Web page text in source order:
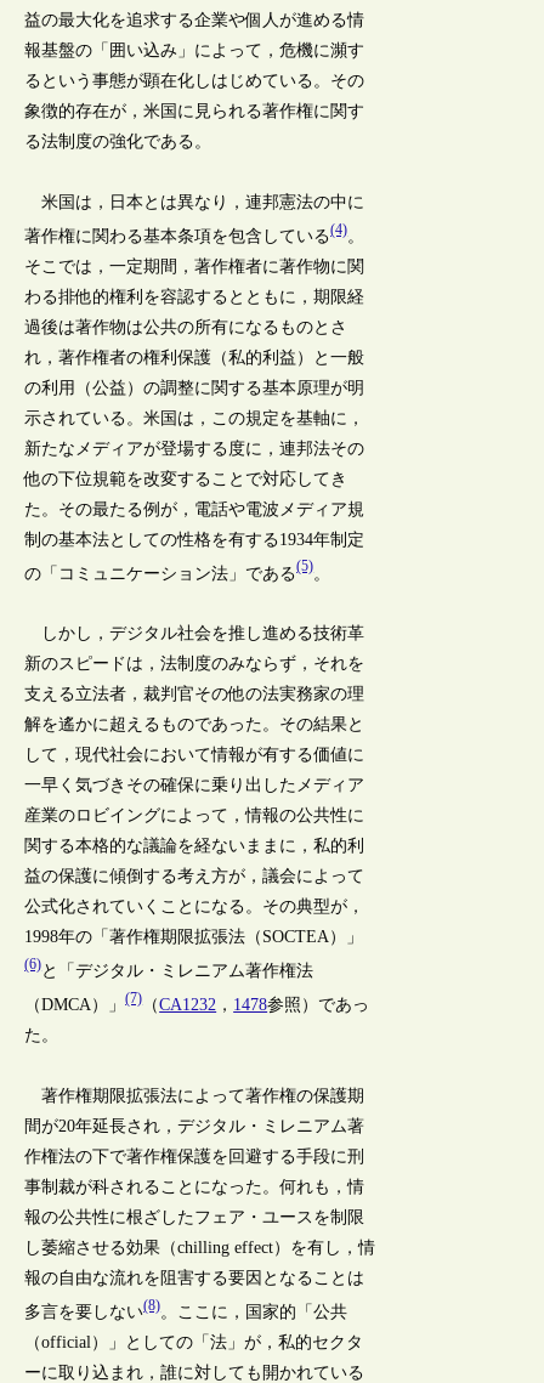
益の最大化を追求する企業や個人が進める情
報基盤の「囲い込み」によって，危機に瀕す
るという事態が顕在化しはじめている。その
象徴的存在が，米国に見られる著作権に関す
る法制度の強化である。
米国は，日本とは異なり，連邦憲法の中に
著作権に関わる基本条項を包含している(4)。
そこでは，一定期間，著作権者に著作物に関
わる排他的権利を容認するとともに，期限経
過後は著作物は公共の所有になるものとさ
れ，著作権者の権利保護（私的利益）と一般
の利用（公益）の調整に関する基本原理が明
示されている。米国は，この規定を基軸に，
新たなメディアが登場する度に，連邦法その
他の下位規範を改変することで対応してき
た。その最たる例が，電話や電波メディア規
制の基本法としての性格を有する1934年制定
の「コミュニケーション法」である(5)。
しかし，デジタル社会を推し進める技術革
新のスピードは，法制度のみならず，それを
支える立法者，裁判官その他の法実務家の理
解を遙かに超えるものであった。その結果と
して，現代社会において情報が有する価値に
一早く気づきその確保に乗り出したメディア
産業のロビイングによって，情報の公共性に
関する本格的な議論を経ないままに，私的利
益の保護に傾倒する考え方が，議会によって
公式化されていくことになる。その典型が，
1998年の「著作権期限拡張法（SOCTEA）」
(6)と「デジタル・ミレニアム著作権法
（DMCA）」(7)（CA1232 ， 1478参照）であっ
た。
著作権期限拡張法によって著作権の保護期
間が20年延長され，デジタル・ミレニアム著
作権法の下で著作権保護を回避する手段に刑
事制裁が科されることになった。何れも，情
報の公共性に根ざしたフェア・ユースを制限
し萎縮させる効果（chilling effect）を有し，情
報の自由な流れを阻害する要因となることは
多言を要しない(8)。ここに，国家的「公共
（official）」としての「法」が，私的セクタ
ーに取り込まれ，誰に対しても開かれている